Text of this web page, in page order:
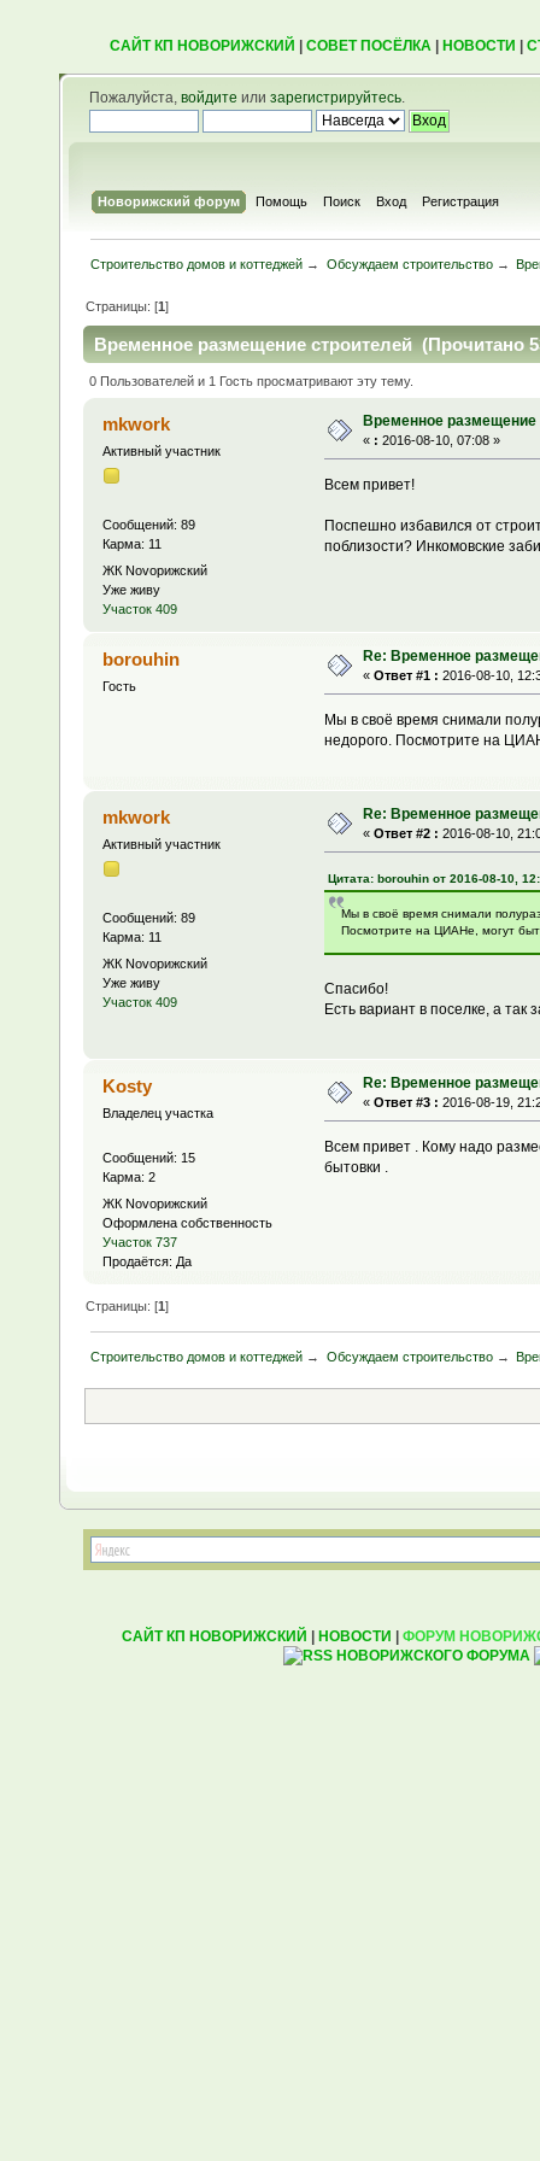
САЙТ КП НОВОРИЖСКИЙ СОВЕТ ПОСЁЛКА| НОВОСТИ
Пожалуйста, войдите или зарегистрируйтесь.
Новорижский форум Помощь Поиск Вход Регистрация
Строительство домов и коттеджей → Обсуждаем строительство→
Страницы: [1]
Временное размещение строителей (Прочитано
0 Пользователей и 1 Гость просматривают эту тему.
mkwork
Активный участник
Сообщений: 89
Карма: 11
ЖК Novoрижский
Уже живу
Участок 409
Временное размещение
« : 2016-08-10, 07:08 »
Всем привет!
Поспешно избавился от
поблизости? Инкомовские
borouhin
Гость
Re: Временное
« Ответ #1 : 2016-08-10,
Мы в своё время снимали
недорого. Посмотрите на
mkwork
Активный участник
Сообщений: 89
Карма: 11
ЖК Novoрижский
Уже живу
Участок 409
Re: Временное
« Ответ #2 : 2016-08-10,
Цитата: borouhin от 2016-08-10,
Мы в своё время снимали
Посмотрите на ЦИАНе, могут
Спасибо!
Есть вариант в поселке, а так
Kosty
Владелец участка
Сообщений: 15
Карма: 2
ЖК Novoрижский
Оформлена собственность
Участок 737
Продаётся: Да
Re: Временное
« Ответ #3 : 2016-08-19,
Всем привет . Кому надо
бытовки .
Страницы: [1]
Строительство домов и коттеджей → Обсуждаем строительство→
САЙТ КП НОВОРИЖСКИЙ | НОВОСТИ | ФОРУМ